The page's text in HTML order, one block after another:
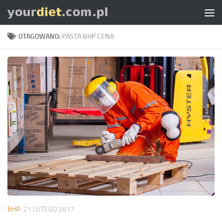
Skip to content
OTAGOWANO: PASTA BHP CENA
BHP 21 LUTEGO 2017